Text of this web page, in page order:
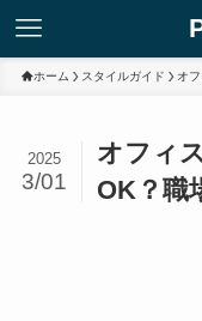
ホーム スタイルガイド オ
オフィ
OK？職
2025
3/01